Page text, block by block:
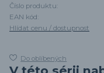
Číslo produktu:
EAN kód:
Hlídat cenu / dostupnost
Do oblíbených